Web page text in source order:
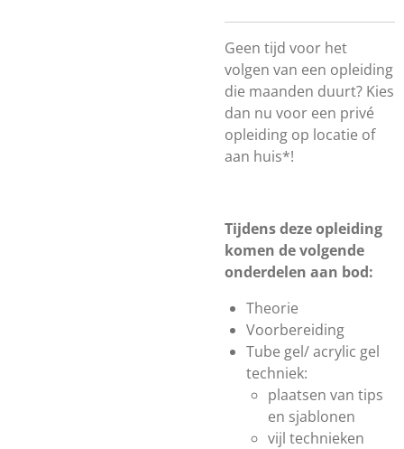
Geen tijd voor het
volgen van een opleiding
die maanden duurt? Kies
dan nu voor een privé
opleiding op locatie of
aan huis*!
Tijdens deze opleiding
komen de volgende
onderdelen aan bod:
Theorie
Voorbereiding
Tube gel/ acrylic gel
techniek:
plaatsen van tips
en sjablonen
vijl technieken